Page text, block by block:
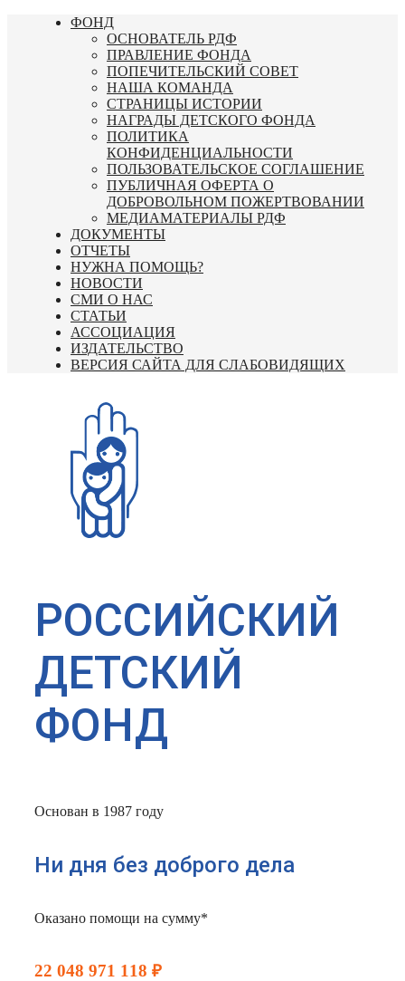
Перейти
ФОНД
ОСНОВАТЕЛЬ РДФ
ПРАВЛЕНИЕ ФОНДА
ПОПЕЧИТЕЛЬСКИЙ СОВЕТ
НАША КОМАНДА
СТРАНИЦЫ ИСТОРИИ
НАГРАДЫ ДЕТСКОГО ФОНДА
ПОЛИТИКА
КОНФИДЕНЦИАЛЬНОСТИ
ПОЛЬЗОВАТЕЛЬСКОЕ СОГЛАШЕНИЕ
ПУБЛИЧНАЯ ОФЕРТА О
ДОБРОВОЛЬНОМ ПОЖЕРТВОВАНИИ
МЕДИАМАТЕРИАЛЫ РДФ
ДОКУМЕНТЫ
ОТЧЕТЫ
НУЖНА ПОМОЩЬ?
НОВОСТИ
СМИ О НАС
СТАТЬИ
АССОЦИАЦИЯ
ИЗДАТЕЛЬСТВО
ВЕРСИЯ САЙТА ДЛЯ СЛАБОВИДЯЩИХ
РОССИЙСКИЙ
ДЕТСКИЙ
ФОНД
Основан в 1987 году
Ни дня без доброго дела
Оказано помощи на сумму*
22 048 971 118 ₽